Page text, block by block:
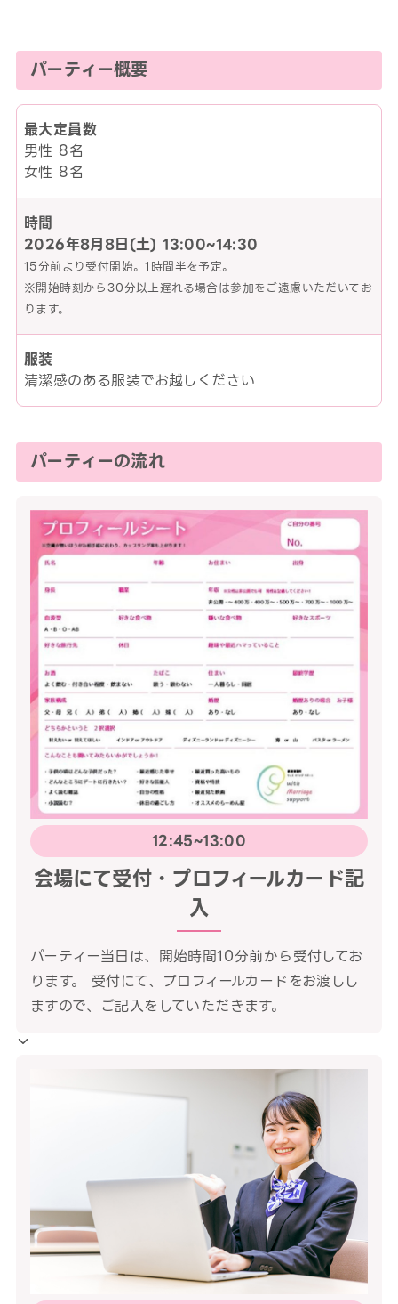
パーティー概要
最大定員数
男性 8名
女性 8名
時間
2026年8月8日(土)13:00~14:30
15分前より受付開始。1時間半を予定。
※開始時刻から30分以上遅れる場合は参加をご遠慮いただいてお
ります。
服装
清潔感のある服装でお越しください
パーティーの流れ
12:45~13:00
会場にて受付・プロフィールカード記
入
パーティー当日は、開始時間10分前から受付してお
ります。 受付にて、プロフィールカードをお渡しし
ますので、ご記入をしていただきます。